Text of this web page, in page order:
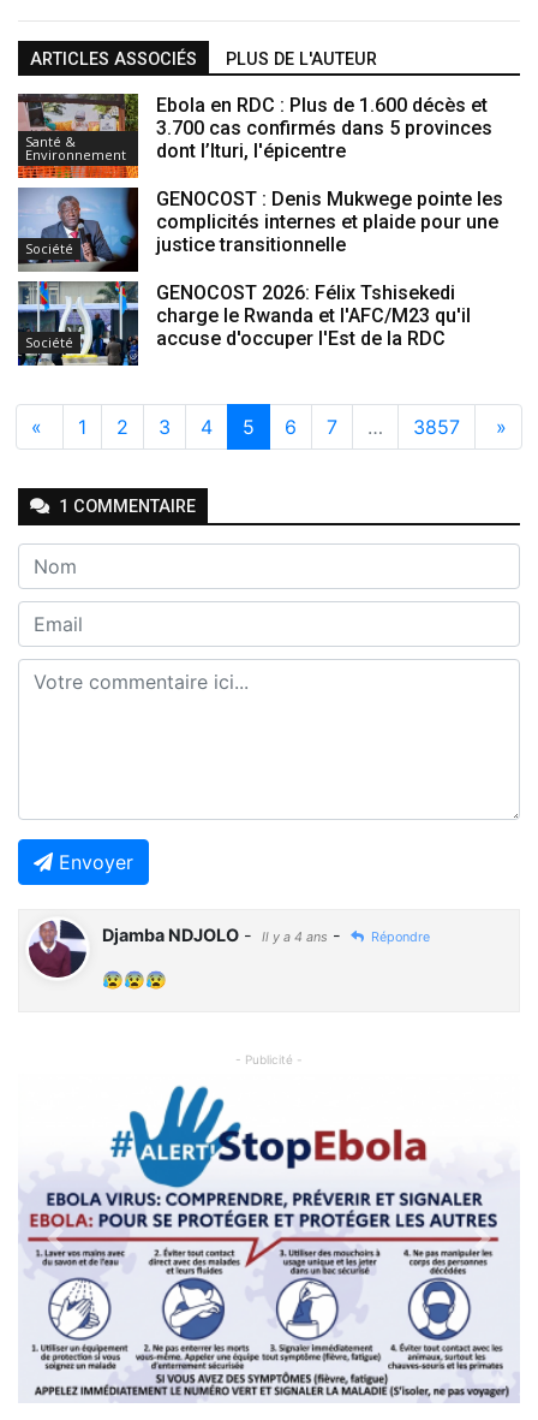
ARTICLES ASSOCIÉS PLUS DE L'AUTEUR
Santé &
Environnement
Ebola en RDC : Plus de 1.600 décès et
3.700 cas confirmés dans 5 provinces
dont l’Ituri, l'épicentre
Société
GENOCOST : Denis Mukwege pointe les
complicités internes et plaide pour une
justice transitionnelle
Société
GENOCOST 2026: Félix Tshisekedi
charge le Rwanda et l'AFC/M23 qu'il
accuse d'occuper l'Est de la RDC
« 1 2 3 4 5 6 7 … 3857 »
1 COMMENTAIRE
Envoyer
Djamba NDJOLO - Il y a 4 ans - Répondre
😰😰😰
- Publicité -
Previous Next